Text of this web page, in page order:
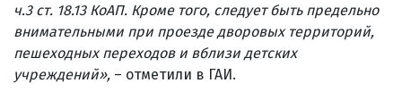
ч.3 ст. 18.13 КоАП. Кроме того, следует быть предельно
внимательными при проезде дворовых территорий,
пешеходных переходов и вблизи детских
учреждений», – отметили в ГАИ.